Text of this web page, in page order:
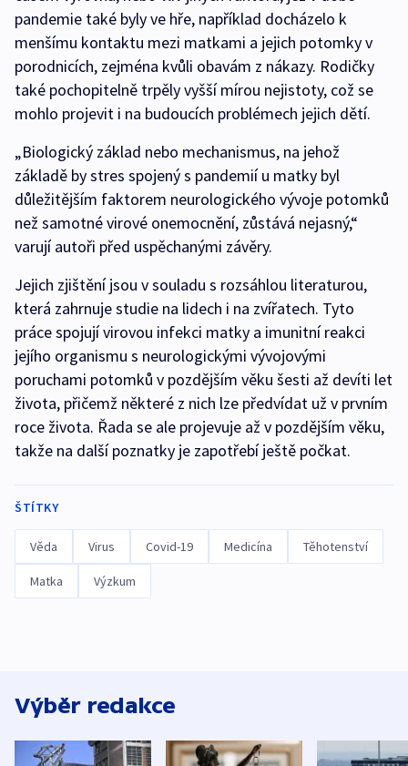
pandemie také byly ve hře, například docházelo k
menšímu kontaktu mezi matkami a jejich potomky v
porodnicích, zejména kvůli obavám z nákazy. Rodičky
také pochopitelně trpěly vyšší mírou nejistoty, což se
mohlo projevit i na budoucích problémech jejich dětí.
„Biologický základ nebo mechanismus, na jehož
základě by stres spojený s pandemií u matky byl
důležitějším faktorem neurologického vývoje potomků
než samotné virové onemocnění, zůstává nejasný,“
varují autoři před uspěchanými závěry.
Jejich zjištění jsou v souladu s rozsáhlou literaturou,
která zahrnuje studie na lidech i na zvířatech. Tyto
práce spojují virovou infekci matky a imunitní reakci
jejího organismu s neurologickými vývojovými
poruchami potomků v pozdějším věku šesti až devíti let
života, přičemž některé z nich lze předvídat už v prvním
roce života. Řada se ale projevuje až v pozdějším věku,
takže na další poznatky je zapotřebí ještě počkat.
ŠTÍTKY
Věda Virus Covid-19 Medicína Těhotenství
Matka Výzkum
Výběr redakce